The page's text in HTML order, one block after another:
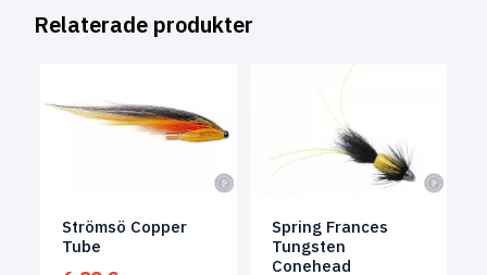
Relaterade produkter
Strömsö Copper
Tube
Spring Frances
Tungsten
Conehead